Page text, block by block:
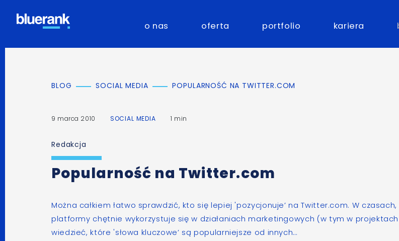
o nas oferta portfolio kariera
BLOG SOCIAL MEDIA POPULARNOŚĆ NA TWITTER.COM
9 marca 2010 SOCIAL MEDIA 1 min
Redakcja
Popularność na Twitter.com
Można całkiem łatwo sprawdzić, kto się lepiej 'pozycjonuje’ naTwitter.com. W
platformy chętnie wykorzystuje się w działaniach marketingowych (w tym w projektach
wiedzieć, które 'słowa kluczowe’ są popularniejsze od innych…